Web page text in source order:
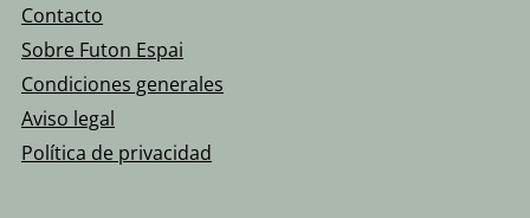
Contacto
Sobre Futon Espai
Condiciones generales
Aviso legal
Política de privacidad